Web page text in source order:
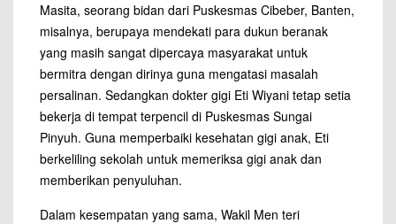
Masita, seorang bidan dari Puskesmas Cibeber, Banten,
misalnya, berupaya mendekati para dukun beranak
yang masih sangat dipercaya masyarakat untuk
bermitra dengan dirinya guna mengatasi masalah
persalinan. Sedangkan dokter gigi Eti Wiyani tetap setia
bekerja di tempat terpencil di Puskesmas Sungai
Pinyuh. Guna memperbaiki kesehatan gigi anak, Eti
berkeliling sekolah untuk memeriksa gigi anak dan
memberikan penyuluhan.
Dalam kesempatan yang sama, Wakil Men teri